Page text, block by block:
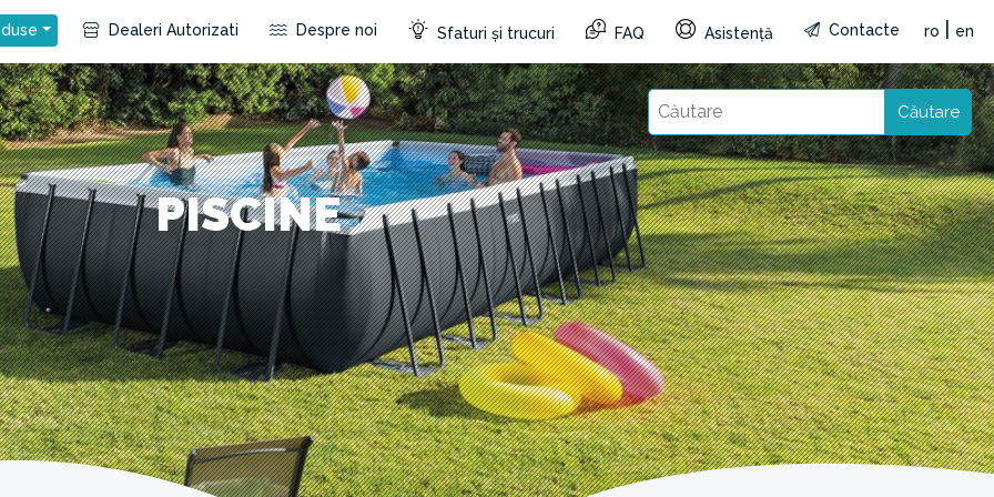
Dealeri Autorizati Despre noi Sfaturi și trucuri FAQ Asistență Contacte ro en
Căutare
PISCINE